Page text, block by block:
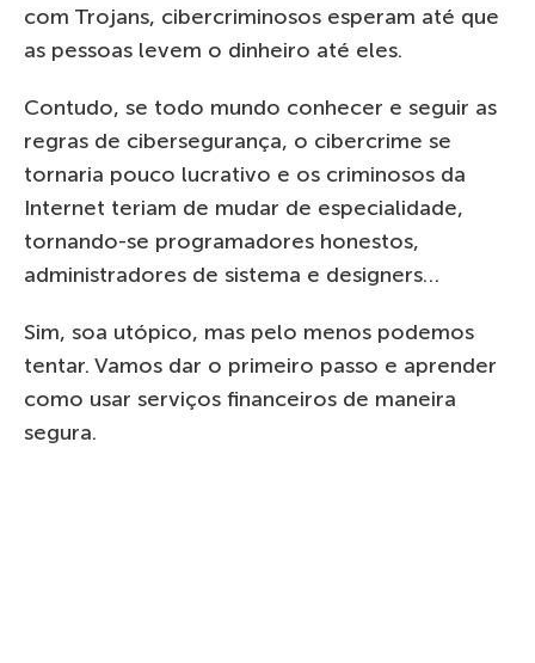
com Trojans, cibercriminosos esperam até que
as pessoas levem o dinheiro até eles.
Contudo, se todo mundo conhecer e seguir as
regras de cibersegurança, o cibercrime se
tornaria pouco lucrativo e os criminosos da
Internet teriam de mudar de especialidade,
tornando-se programadores honestos,
administradores de sistema e designers…
Sim, soa utópico, mas pelo menos podemos
tentar. Vamos dar o primeiro passo e aprender
como usar serviços financeiros de maneira
segura.